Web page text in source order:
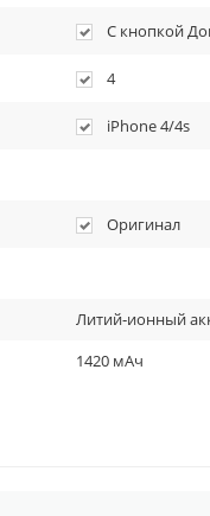
С кнопкой
4
iPhone 4/4s
Оригинал
Литий‑ионный
1420 мАч